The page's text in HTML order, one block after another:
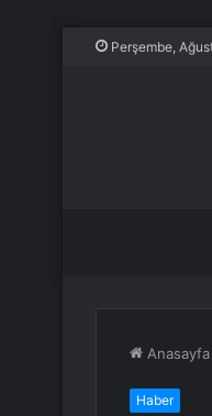
Perşembe,
Anasayfa
Haber